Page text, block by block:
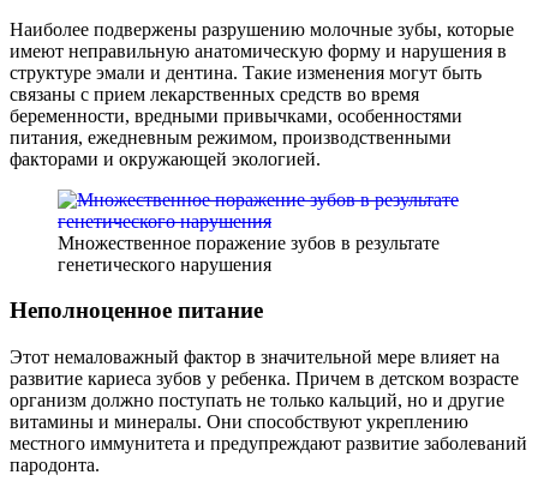
Наиболее подвержены разрушению молочные зубы, которые
имеют неправильную анатомическую форму и нарушения в
структуре эмали и дентина. Такие изменения могут быть
связаны с прием лекарственных средств во время
беременности, вредными привычками, особенностями
питания, ежедневным режимом, производственными
факторами и окружающей экологией.
Множественное поражение зубов в результате
генетического нарушения
Неполноценное питание
Этот немаловажный фактор в значительной мере влияет на
развитие кариеса зубов у ребенка. Причем в детском возрасте
организм должно поступать не только кальций, но и другие
витамины и минералы. Они способствуют укреплению
местного иммунитета и предупреждают развитие заболеваний
пародонта.